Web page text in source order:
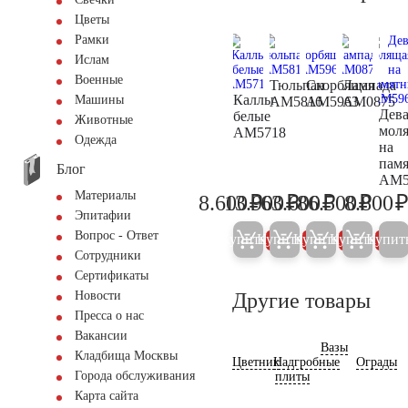
Цветы
Рамки
Ислам
Военные
Машины
Животные
Одежда
Блог
Материалы
Эпитафии
Вопрос - Ответ
Сотрудники
Сертификаты
Новости
Пресса о нас
Вакансии
Кладбища Москвы
Города обслуживания
Карта сайта
Каллы
белые
AM5718
9.000
8.600₽
Купить 5%
Тюльпан
AM5816
14.600
13.900₽
Купить 5%
Скорбящая
AM5963
66.900
63.600₽
Купить 5%
Лампада
AM0875
86.500₽
Купить 5%
Дева
на
8.800₽
Другие товары
ЦветникНадгробные
плиты
Вазы
Ограды